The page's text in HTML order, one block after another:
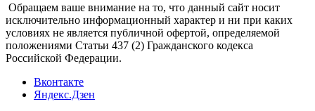
Обращаем ваше внимание на то, что данный сайт носит
исключительно информационный характер и ни при каких
условиях не является публичной офертой, определяемой
положениями Статьи 437 (2) Гражданского кодекса
Российской Федерации.
Вконтакте
Яндекс.Дзен